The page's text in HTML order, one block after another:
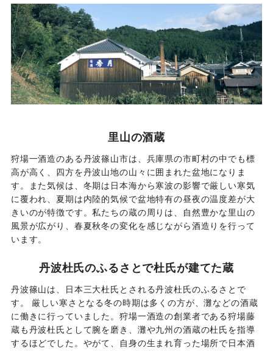
里山の酒蔵
狩場一酒造のある丹波篠山市は、兵庫県の市町村の中でも標
高が高く、四方を丹波山地の山々に囲まれた盆地になりま
す。また気候は、冬期は日本海から寒波の影響で厳しい寒気
に覆われ、夏期は内陸的気候で盆地特有の昼夜の温度差が大
きいのが特徴です。私たちの蔵の周りは、自然豊かな里山の
風景が広がり、春夏秋冬の変化を感じながら酒造りを行って
います。
丹波杜氏のふるさとで杜氏が建てた蔵
丹波篠山は、日本三大杜氏とされる丹波杜氏のふるさとで
す。 厳しい寒さとなる冬の時期は多くの方が、灘などの酒蔵
に働きに行っていました。狩場一酒造の創業者である狩場藤
蔵も丹波杜氏として腕を磨き、灘や九州の酒蔵の杜氏を指導
するほどでした。やがて、自身の生まれ育った場所で日本酒